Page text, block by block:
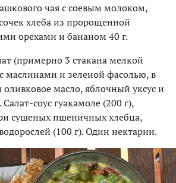
чая с соевым молоком,
хлеба из пророщенной
орехами и бананом 40 г.
(примерно 3 стакана мелкой
маслинами и зеленой фасолью, в
оливковое масло, яблочный уксус и
соус гуакамоле (200 г),
сушеных пшеничных хлебца,
(100 г). Один нектарин.